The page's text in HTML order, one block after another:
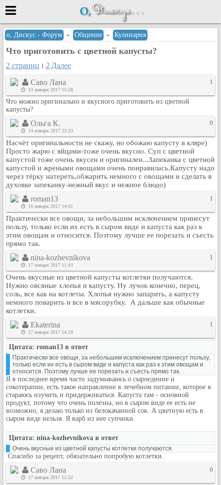
Меню
или войти через
Вход с 7ooo.ru
Регистрация
Забыли пароль?
Данные авторизации одинаковые с
сайтом 7ooo.ru
Форумы
Главная
Поиск
Новые сообщения
Беседы
Игры
Кулинария
Физкультура и спорт
Видео и Кино
Авто. Мото.
Космос
Домашние питомцы
Медицина
Компьютер
Пользователи / Поиск
Группы
Норм
Музыкальный архив
Видео архив
Дело
Объявления
Рейтинг сайтов
Полная версия сайта
о, Дискус - Форум » Общение » Кулинария
Что приготовить с цветной капусты?
2 страниц 1 2 Далее
Саво Лана
13 января 2017 15:58
1
Что можно оригинально и вкусного приготовить из цветной
капусты?
Ольга К.
14 января 2017 23:33
0
Насчёт оригинальности не скажу, но обожаю капусту в кляре)
Просто жарю с яйцами-тоже очень вкусно. Суп с цветной
капустой тоже очень вкусен и оригинален...Запеканка с цветной
капустой и жреными овощами очень понравилась.Капусту надо
через тёрку натереть,обжарить немного с овощами и сделать в
духовке запеканку-нежный вкус и нежное блюдо)
roman13
16 января 2017 14:01
1
Практически все овощи, за небольшим исключением принесут
пользу, только если их есть в сыром виде и капуста как раз к
этим овощам и относится. Поэтому лучше ее порезать и съесть
прямо так.
nina-kozhevnikova
17 января 2017 11:43
1
Очень вкусные из цветной капусты котлетки получаются.
Нужно овсяные хлопья и капусту. Ну лучок конечно, перец,
соль, все как на котлеты. Хлопья нужно запарить, а капусту
немного поварить и все в мясорубку. А дальше как обычные
котлетки.
Ekaterina
17 января 2017 14:29
1
Цитата: roman13 в ответ
Практически все овощи, за небольшим исключением принесут пользу,
только если их есть в сыром виде и капуста как раз к этим овощам и
относится. Поэтому лучше ее порезать и съесть прямо так.
Я в последнее время часто задумываюсь о сыроединие и
сокотерапии, есть такое направление в лечебном питании, которое я
стараюсь изучить и придерживаться. Капуста там - основной
продукт, потому что очень полезна, но в сыром виде ее есть не
возможно, я делаю только из белокачанной сок. А цветную есть в
сыром виде нельзя. Я варб из нее супчики.
Цитата: nina-kozhevnikova в ответ
Очень вкусные из цветной капусты котлетки получаются.
Спасибо за рецепт, обязательно попробую котлетки.
Саво Лана
17 января 2017 15:52
0